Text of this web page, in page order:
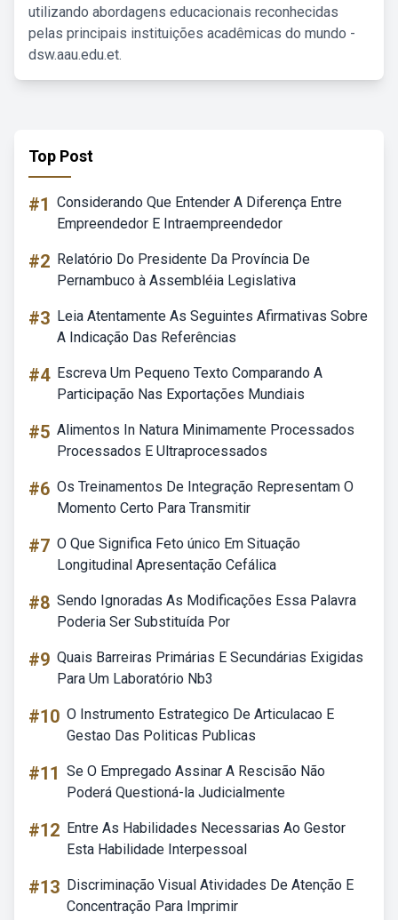
utilizando abordagens educacionais reconhecidas
pelas principais instituições acadêmicas do mundo -
dsw.aau.edu.et.
Top Post
#1 Considerando Que Entender A Diferença Entre
Empreendedor E Intraempreendedor
#2 Relatório Do Presidente Da Província De
Pernambuco à Assembléia Legislativa
#3 Leia Atentamente As Seguintes Afirmativas Sobre
A Indicação Das Referências
#4 Escreva Um Pequeno Texto Comparando A
Participação Nas Exportações Mundiais
#5 Alimentos In Natura Minimamente Processados
Processados E Ultraprocessados
#6 Os Treinamentos De Integração Representam O
Momento Certo Para Transmitir
#7 O Que Significa Feto único Em Situação
Longitudinal Apresentação Cefálica
#8 Sendo Ignoradas As Modificações Essa Palavra
Poderia Ser Substituída Por
#9 Quais Barreiras Primárias E Secundárias Exigidas
Para Um Laboratório Nb3
#10 O Instrumento Estrategico De Articulacao E
Gestao Das Politicas Publicas
#11 Se O Empregado Assinar A Rescisão Não
Poderá Questioná-la Judicialmente
#12 Entre As Habilidades Necessarias Ao Gestor
Esta Habilidade Interpessoal
#13 Discriminação Visual Atividades De Atenção E
Concentração Para Imprimir